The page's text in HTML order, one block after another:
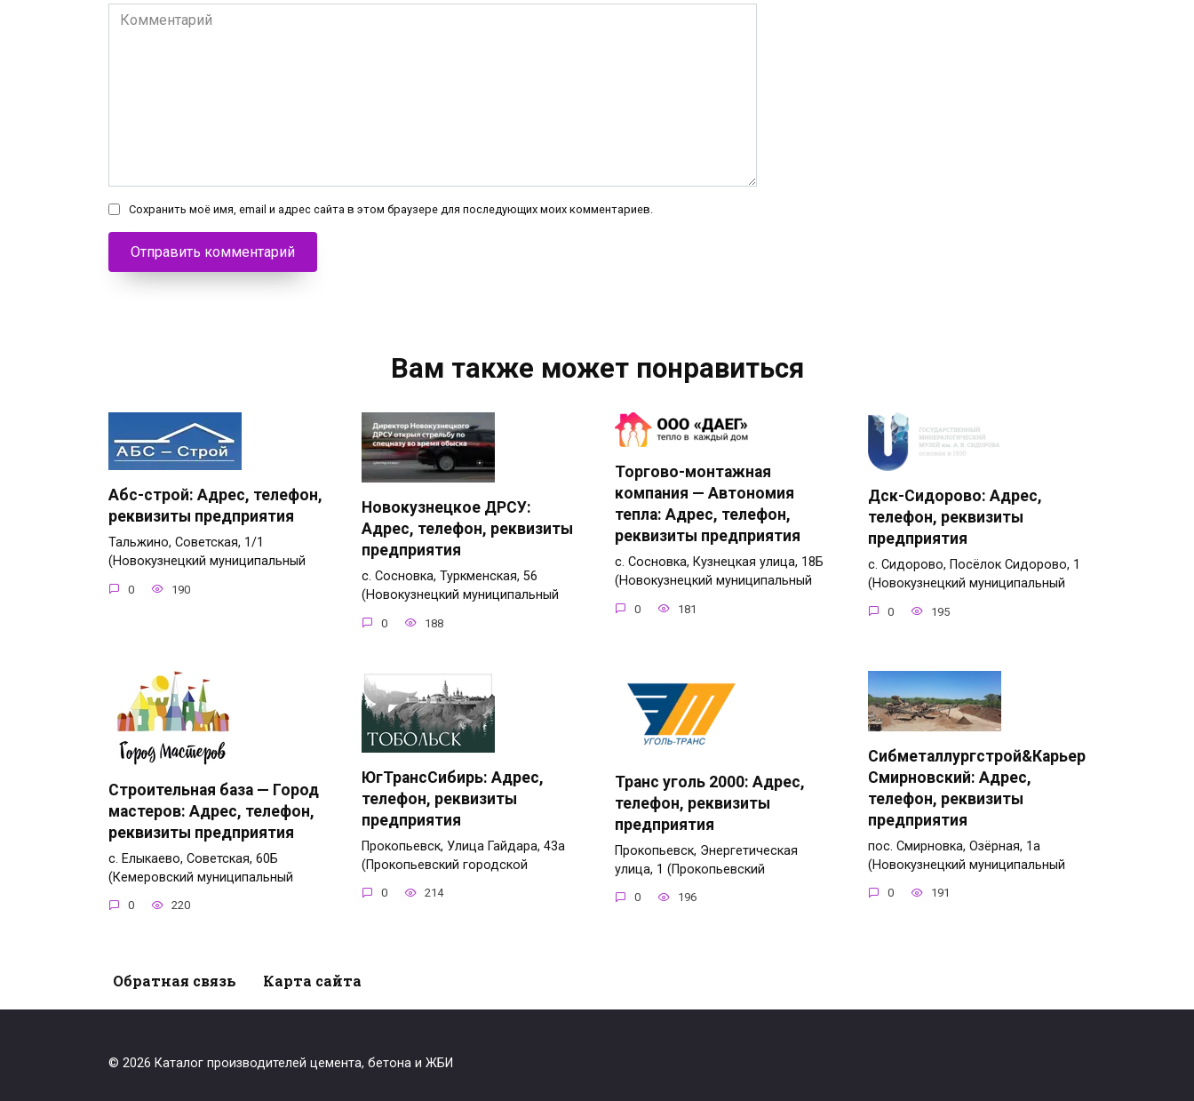
Комментарий
Сохранить моё имя, email и адрес сайта в этом браузере для последующих моих комментариев.
Вам также может понравиться
Абс-строй: Адрес, телефон,
реквизиты предприятия
Тальжино, Советская, 1/1
(Новокузнецкий муниципальный
0 190
Новокузнецкое ДРСУ:
Адрес, телефон, реквизиты
предприятия
с. Сосновка, Туркменская, 56
(Новокузнецкий муниципальный
0 188
Торгово-монтажная
компания — Автономия
тепла: Адрес, телефон,
реквизиты предприятия
с. Сосновка, Кузнецкая улица, 18Б
(Новокузнецкий муниципальный
0 181
Дск-Сидорово: Адрес,
телефон, реквизиты
предприятия
с. Сидорово, Посёлок Сидорово, 1
(Новокузнецкий муниципальный
0 195
Строительная база — Город
мастеров: Адрес, телефон,
реквизиты предприятия
с. Елыкаево, Советская, 60Б
(Кемеровский муниципальный
0 220
ЮгТрансСибирь: Адрес,
телефон, реквизиты
предприятия
Прокопьевск, Улица Гайдара, 43а
(Прокопьевский городской
0 214
Транс уголь 2000: Адрес,
телефон, реквизиты
предприятия
Прокопьевск, Энергетическая
улица, 1 (Прокопьевский
0 196
Сибметаллургстрой&Карьер
Смирновский: Адрес,
телефон, реквизиты
предприятия
пос. Смирновка, Озёрная, 1а
(Новокузнецкий муниципальный
0 191
Обратная связь Карта сайта
© 2026 Каталог производителей цемента, бетона и ЖБИ